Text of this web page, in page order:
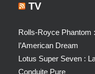
TV
Rolls-Royce Phantom
l’American Dream
Lotus Super Seven :
Conduite Pure